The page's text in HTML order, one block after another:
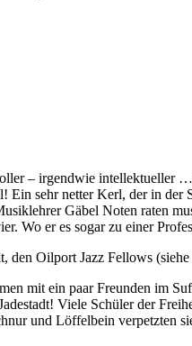
– irgendwie
Ein sehr netter Kerl, der in
Gäbel Noten raten
Wo er es sogar zu einer
den Oilport Jazz Fellows
mit ein paar Freunden im
Viele Schüler der
und Löffelbein verpetzten